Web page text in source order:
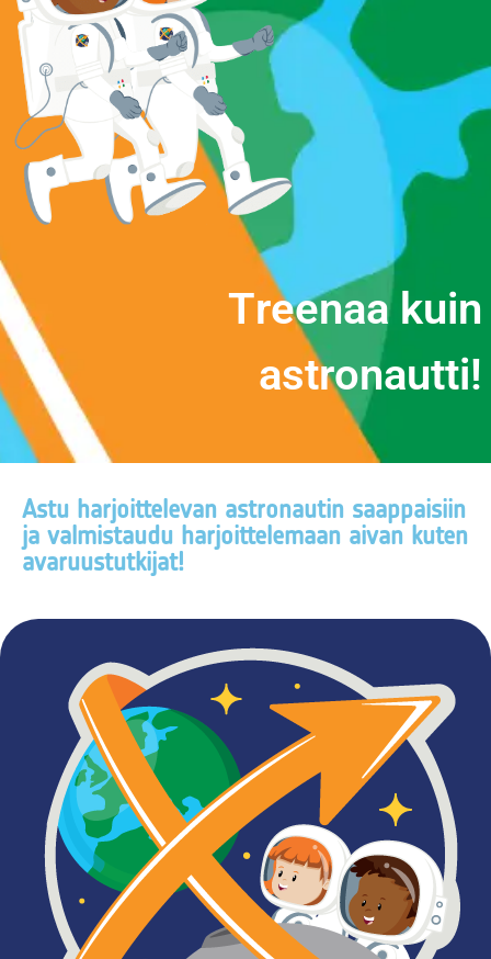
Treenaa kuin
astronautti!
Astu harjoittelevan astronautin saappaisiin
ja valmistaudu harjoittelemaan aivan kuten
avaruustutkijat!